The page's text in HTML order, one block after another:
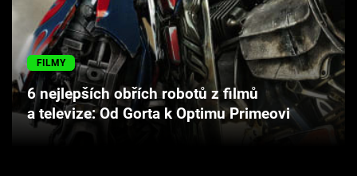
Hry
Cool Esport
Pořady
TV Program
FILMY
6 nejlepších obřích robotů z filmů
a televize: Od Gorta k Optimu Primeovi